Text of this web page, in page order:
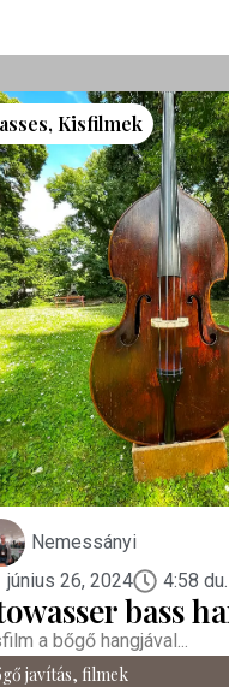
, Kisfilmek
Nemessányi
június 26, 2024
4:58 du.
bass
a bőgő hangjával...
javítás, filmek